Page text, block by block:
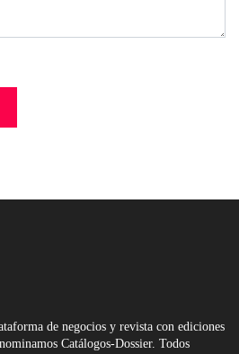
de negocios y revista con ediciones
Catálogos-Dossier. Todos